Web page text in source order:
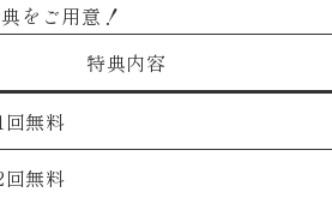
をご用意！
特典内容
無料
無料